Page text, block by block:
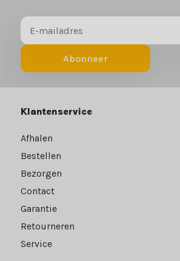
Abonneer
Klantenservice
Afhalen
Bestellen
Bezorgen
Contact
Garantie
Retourneren
Service